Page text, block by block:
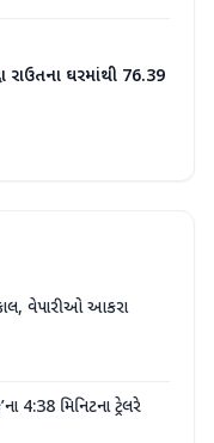
રાઉતના ઘરમાંથી 76.39
વેપારીઓ આકરા
4:38 મિનિટના ટ્રેલરે